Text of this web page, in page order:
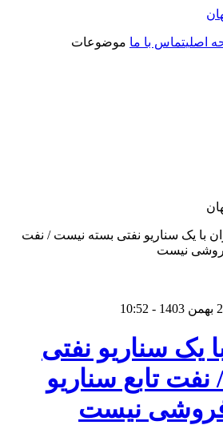
اصلیتماس با ما موضوعات
با یک سناریو نفتی بسته نیست / نفت
فروشی نیست
یک سناریو نفتی
تابع سناریو
نیست